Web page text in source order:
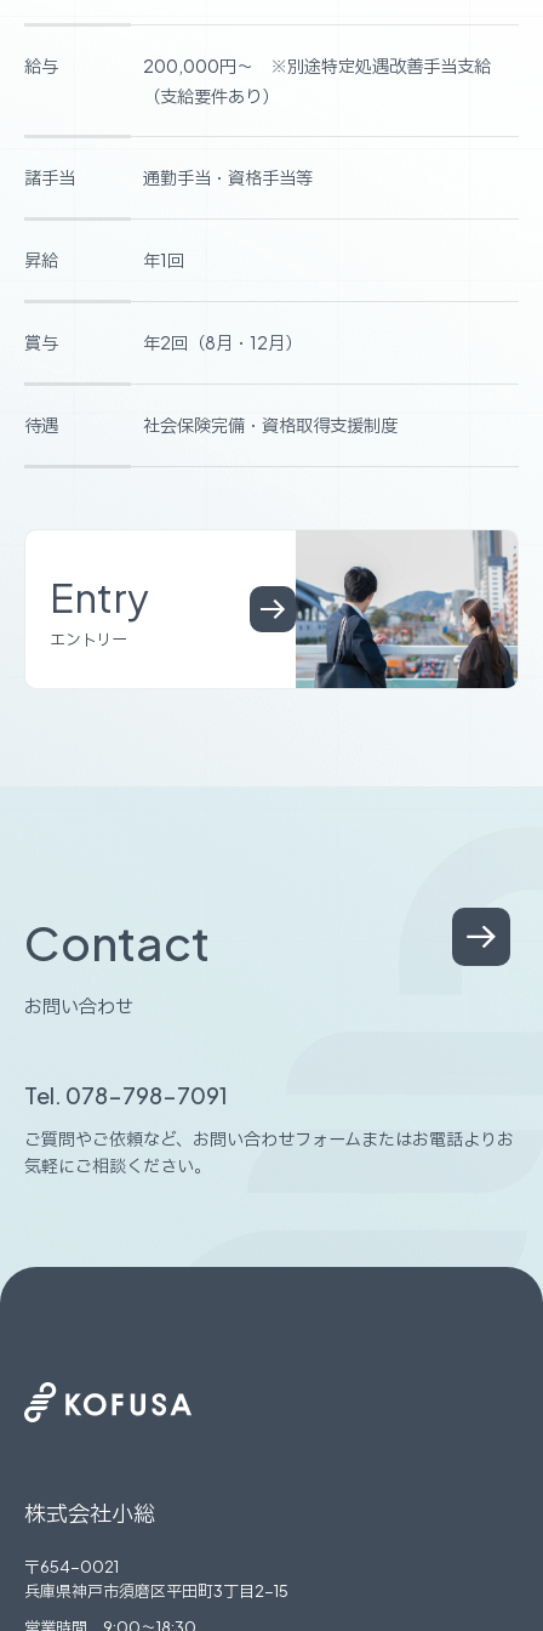
給与
200,000円～ ※別途特定処遇改善手当支給
（支給要件あり）
諸手当 通勤手当・資格手当等
昇給 年1回
賞与 年2回（8月・12月）
待遇 社会保険完備・資格取得支援制度
Entry
エントリー
Contact
お問い合わせ
Tel. 078-798-7091
ご質問やご依頼など、 お問い合わせフォームまたはお電話よりお
気軽にご相談ください。
株式会社小総
〒654-0021
兵庫県神戸市須磨区平田町3丁目2-15